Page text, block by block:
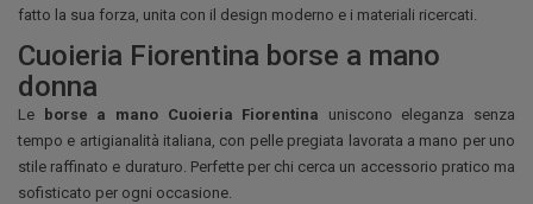
fatto la sua forza, unita con il design moderno e i materiali ricercati.
Cuoieria Fiorentina borse a mano
donna
Le borse a mano Cuoieria Fiorentina uniscono eleganza senza
tempo e artigianalità italiana, con pelle pregiata lavorata a mano per uno
stile raffinato e duraturo. Perfette per chi cerca un accessorio pratico ma
sofisticato per ogni occasione.